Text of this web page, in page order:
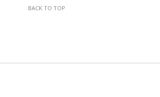
BACK TO TOP